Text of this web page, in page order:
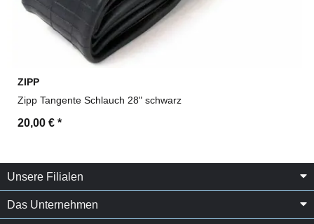
ZIPP
Zipp Tangente Schlauch 28" schwarz
20,00 € *
Unsere Filialen
Das Unternehmen